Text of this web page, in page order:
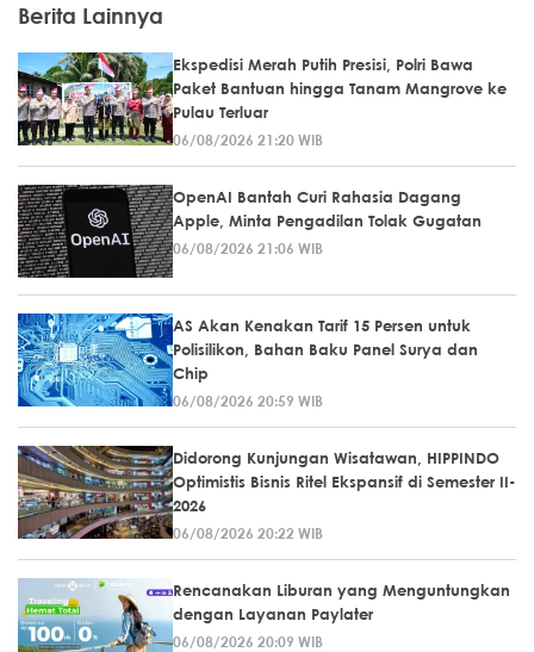
Berita Lainnya
Ekspedisi Merah Putih Presisi, Polri Bawa
Paket Bantuan hingga Tanam Mangrove ke
Pulau Terluar
06/08/2026 21:20 WIB
OpenAI Bantah Curi Rahasia Dagang
Apple, Minta Pengadilan Tolak Gugatan
06/08/2026 21:06 WIB
AS Akan Kenakan Tarif 15 Persen untuk
Polisilikon, Bahan Baku Panel Surya dan
Chip
06/08/2026 20:59 WIB
Didorong Kunjungan Wisatawan, HIPPINDO
Optimistis Bisnis Ritel Ekspansif di Semester II-
2026
06/08/2026 20:22 WIB
Rencanakan Liburan yang Menguntungkan
dengan Layanan Paylater
06/08/2026 20:09 WIB